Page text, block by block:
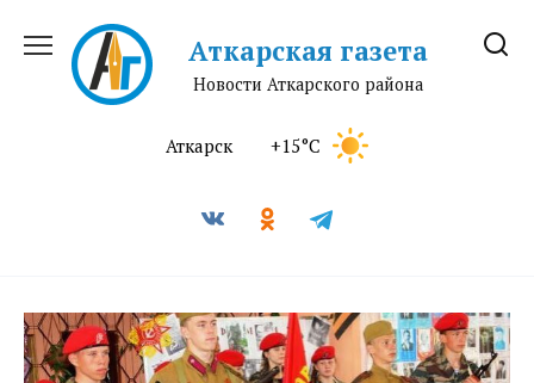
содержанию
Аткарская газета
Новости Аткарского района
Аткарск +15°C